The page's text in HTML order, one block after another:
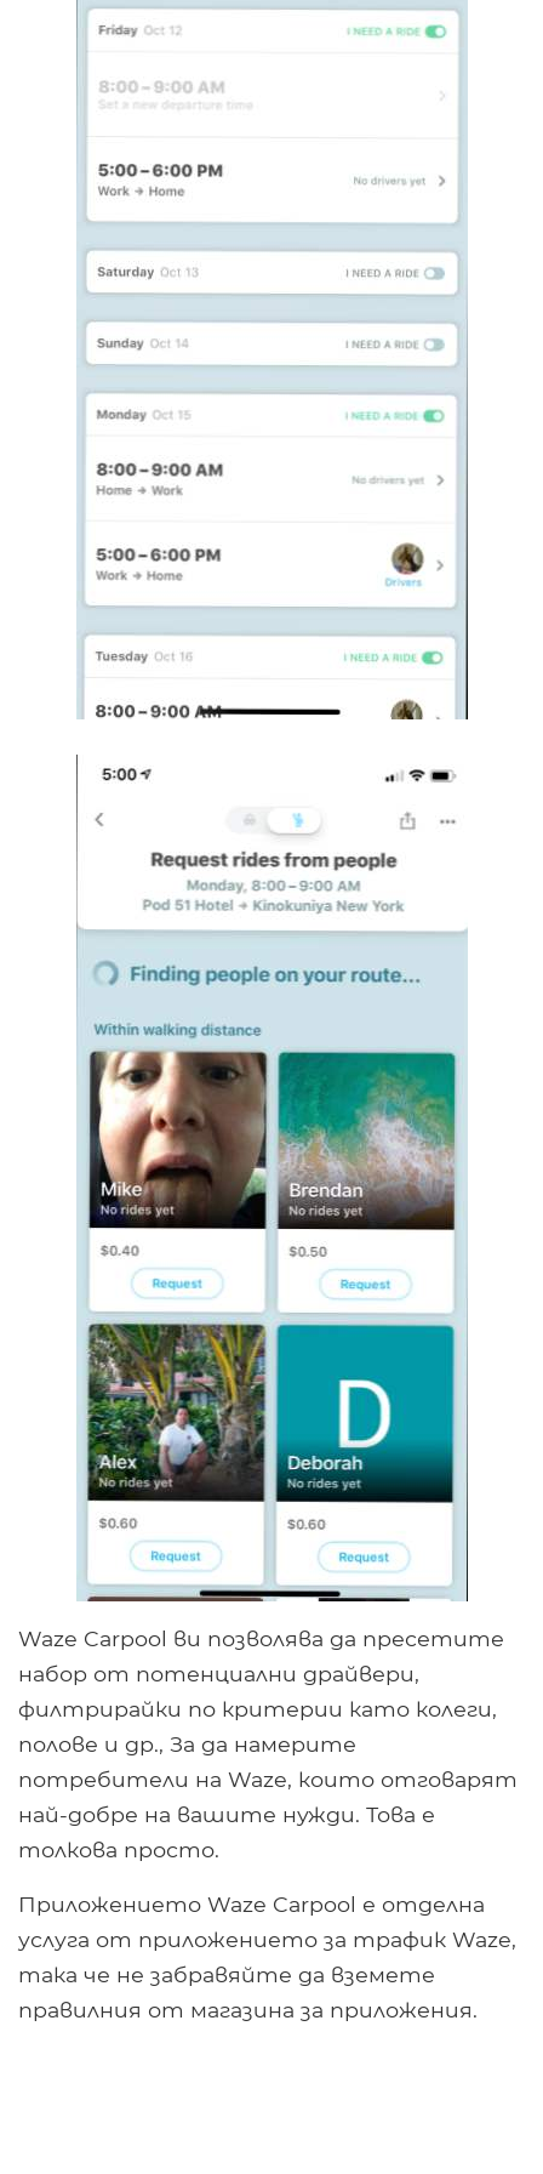
Waze Carpool ви позволява да пресетите
набор от потенциални драйвери,
филтрирайки по критерии като колеги,
полове и др., За да намерите
потребители на Waze, които отговарят
най-добре на вашите нужди. Това е
толкова просто.
Приложението Waze Carpool е отделна
услуга от приложението за трафик Waze,
така че не забравяйте да вземете
правилния от магазина за приложения.